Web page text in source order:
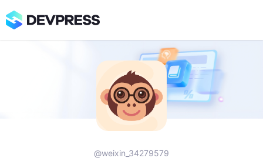
@weixin_34279579